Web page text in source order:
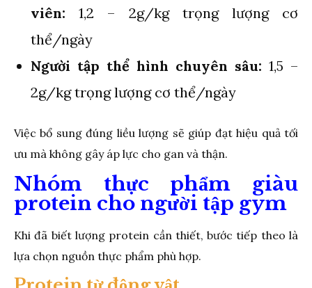
viên: 1,2 – 2g/kg trọng lượng cơ
thể/ngày
Người tập thể hình chuyên sâu: 1,5 –
2g/kg trọng lượng cơ thể/ngày
Việc bổ sung đúng liều lượng sẽ giúp đạt hiệu quả tối
ưu mà không gây áp lực cho gan và thận.
Nhóm thực phẩm giàu
protein cho người tập gym
Khi đã biết lượng protein cần thiết, bước tiếp theo là
lựa chọn nguồn thực phẩm phù hợp.